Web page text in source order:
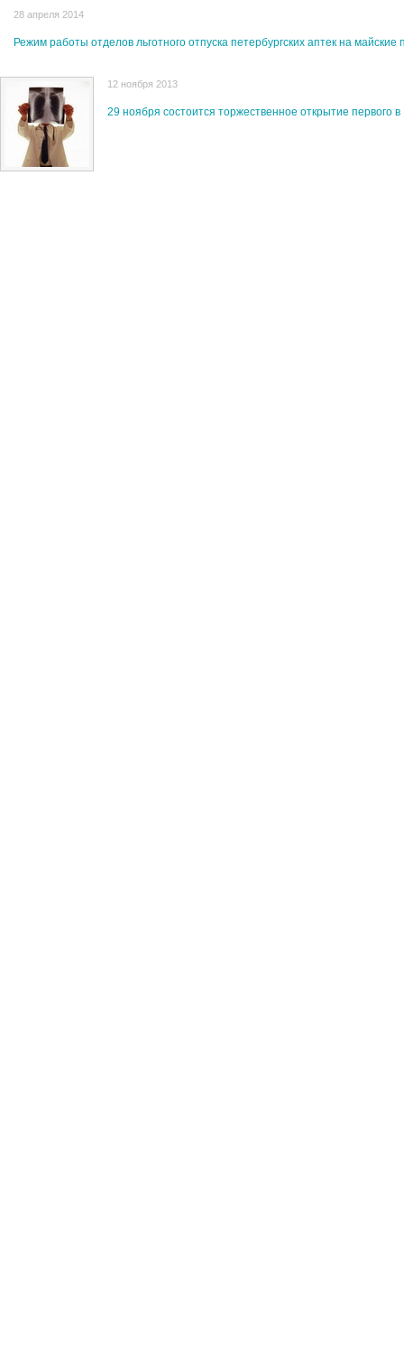
28 апреля 2014
Режим работы отделов льготного отпуска петербургских аптек на майские
12 ноября 2013
29 ноября состоится торжественное открытие первого